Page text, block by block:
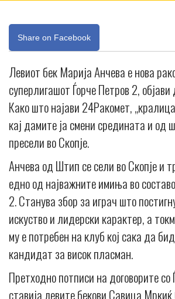
Share on Facebook
Левиот бек Марија Анчева е нова
суперлигашот Ѓорче Петров 2,
Како што најави 24Ракомет,
кај дамите ја смени средината и од
пресели во Скопје.
Анчева од Штип се сели во Скопје и
едно од најважните имиња во
2. Станува збор за играч што
искуство и лидерски карактер, а
му е потребен на клуб кој сака да
кандидат за висок пласман.
Претходно потписи на договорите со
ставија левите бекови Савица Мркиќ